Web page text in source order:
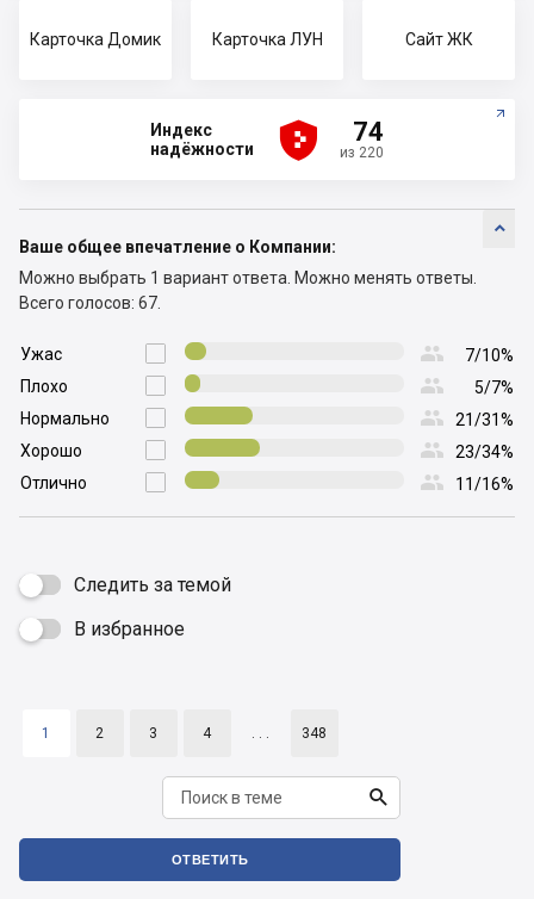
Карточка Домик Карточка ЛУН Сайт ЖК
Индекс
надёжности




 74
из 220

Ваше общее впечатление о Компании:
Можно выбрать 1 вариант ответа. Можно менять ответы.
Всего голосов: 67.

Ужас  7/10%

Плохо  5/7%

Нормально  21/31%

Хорошо  23/34%

Отлично  11/16%
Следить за темой
 В избранное
1 2 3 4 . . . 348

ОТВЕТИТЬ